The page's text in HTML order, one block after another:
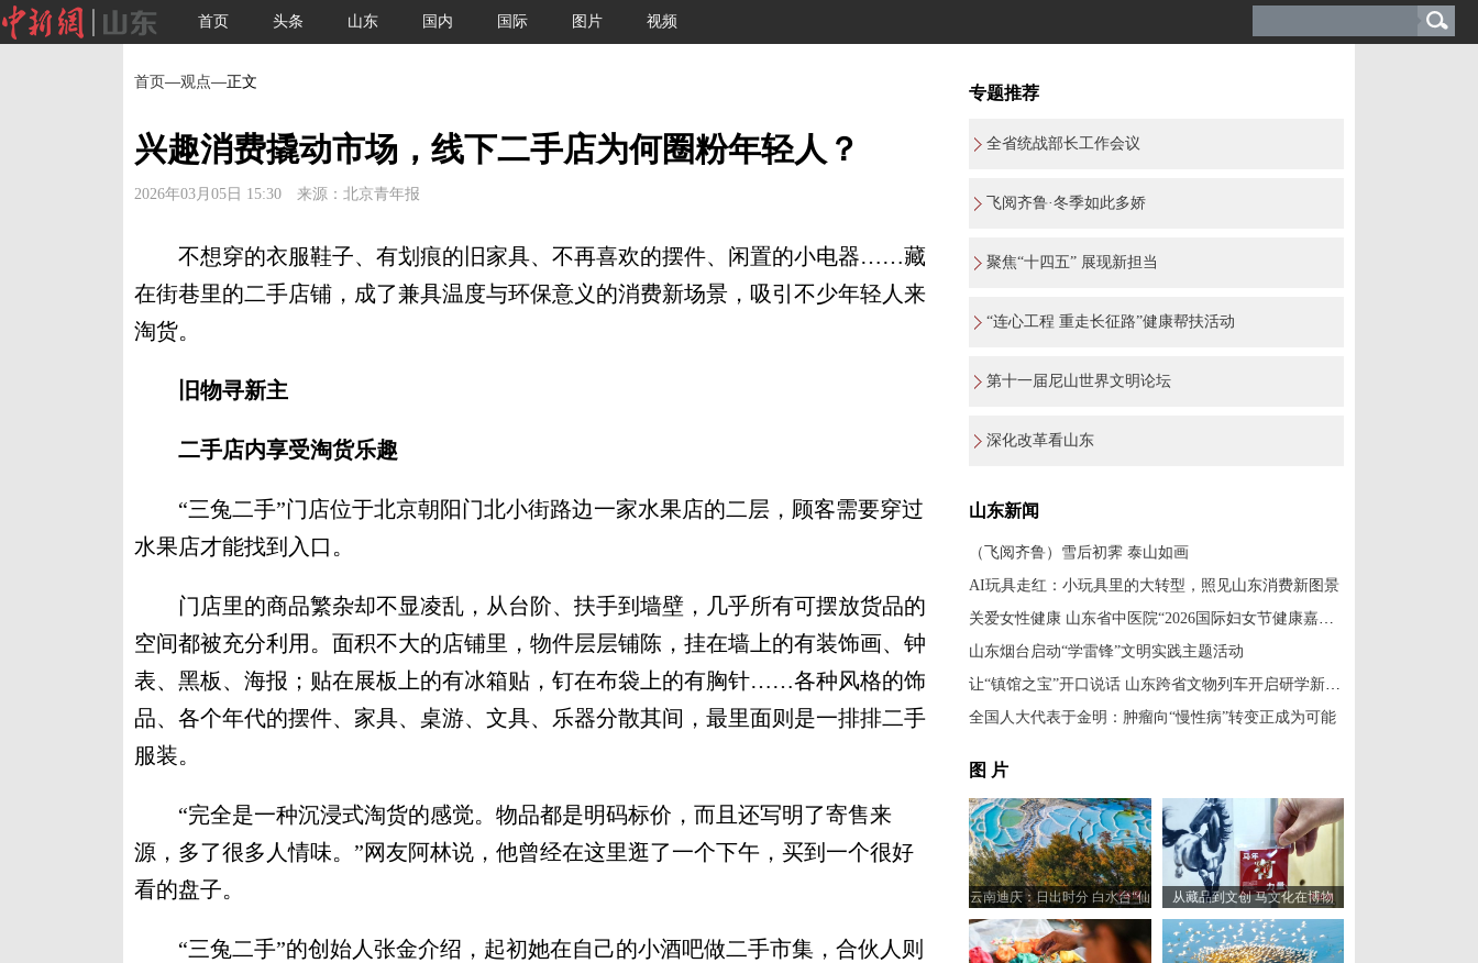
首页 头条 山东 国内 国际 图片 视频
首页—观点—正文
兴趣消费撬动市场，线下二手店为何圈粉年轻人？
2026年03月05日 15:30 来源：北京青年报
不想穿的衣服鞋子、有划痕的旧家具、不再喜欢的摆件、闲置的小电器……藏
在街巷里的二手店铺，成了兼具温度与环保意义的消费新场景，吸引不少年轻人来
淘货。
旧物寻新主
二手店内享受淘货乐趣
“三兔二手”门店位于北京朝阳门北小街路边一家水果店的二层，顾客需要穿过
水果店才能找到入口。
门店里的商品繁杂却不显凌乱，从台阶、扶手到墙壁，几乎所有可摆放货品的
空间都被充分利用。面积不大的店铺里，物件层层铺陈，挂在墙上的有装饰画、钟
表、黑板、海报；贴在展板上的有冰箱贴，钉在布袋上的有胸针……各种风格的饰
品、各个年代的摆件、家具、桌游、文具、乐器分散其间，最里面则是一排排二手
服装。
“完全是一种沉浸式淘货的感觉。物品都是明码标价，而且还写明了寄售来
源，多了很多人情味。”网友阿林说，他曾经在这里逛了一个下午，买到一个很好
看的盘子。
“三兔二手”的创始人张金介绍，起初她在自己的小酒吧做二手市集，合伙人则
专题推荐
全省统战部长工作会议
飞阅齐鲁·冬季如此多娇
聚焦“十四五” 展现新担当
“连心工程 重走长征路”健康帮扶活动
第十一届尼山世界文明论坛
深化改革看山东
山东新闻
（飞阅齐鲁）雪后初霁 泰山如画
AI玩具走红：小玩具里的大转型，照见山东消费新图景
关爱女性健康 山东省中医院“2026国际妇女节健康嘉年华”即将举办
山东烟台启动“学雷锋”文明实践主题活动
让“镇馆之宝”开口说话 山东跨省文物列车开启研学新体验
全国人大代表于金明：肿瘤向“慢性病”转变正成为可能
图 片
云南迪庆：日出时分 白水台“仙
人遗田”染金边
从藏品到文创 马文化在博物
馆“奔”向新岁